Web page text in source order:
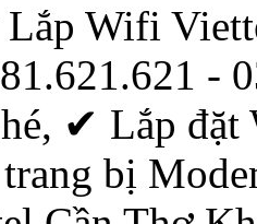
Wifi
-
✔ ‎Lắp
bị